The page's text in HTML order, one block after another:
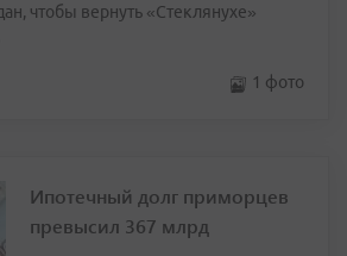
чтобы вернуть «Стеклянухе»
1 фото
Ипотечный долг приморцев
превысил 367 млрд